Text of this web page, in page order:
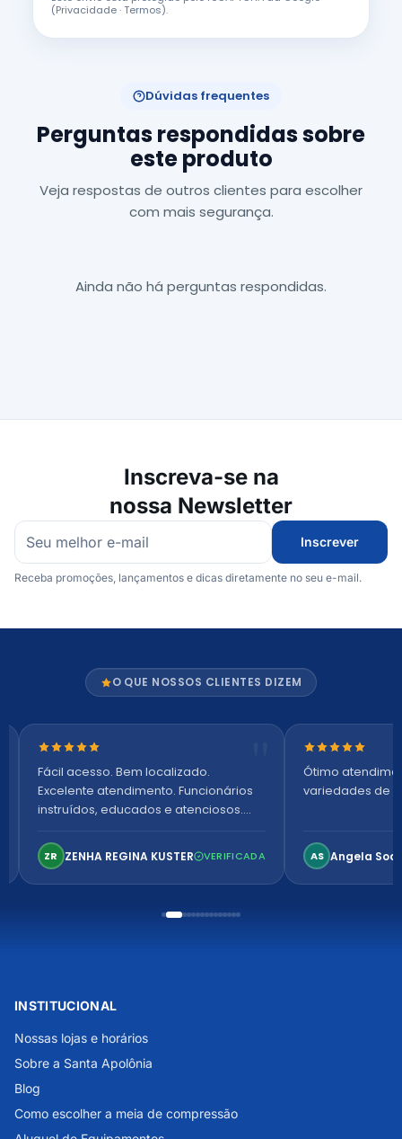
(Privacidade·Termos).
Dúvidas frequentes
Perguntas respondidas sobre
este produto
Veja respostas de outros clientes para escolher
com mais segurança.
Ainda não há perguntas respondidas.
Inscreva-se na
nossa Newsletter
Inscrever
Receba promoções, lançamentos e dicas diretamente no seu e-mail.
O QUE NOSSOS CLIENTES DIZEM
Nota 5 de 5 estrelas
Fácil acesso. Bem localizado.
Excelente atendimento. Funcionários
instruídos, educados e atenciosos.
confortável. Perfeito!
ZR ZENHA REGINA KUSTER VERIFICADA
Nota 5 de 5
Ótimo
variedades de
AS Angela
INSTITUCIONAL
Nossas lojas e horários
Sobre a Santa Apolônia
Blog
Como escolher a meia de compressão